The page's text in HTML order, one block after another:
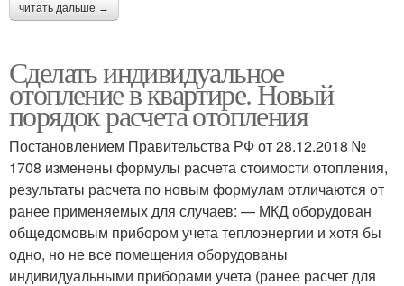
читать дальше →
Сделать индивидуальное
отопление в квартире. Новый
порядок расчета отопления
Постановлением Правительства РФ от 28.12.2018 №
1708 изменены формулы расчета стоимости отопления,
результаты расчета по новым формулам отличаются от
ранее применяемых для случаев: — МКД оборудован
общедомовым прибором учета теплоэнергии и хотя бы
одно, но не все помещения оборудованы
индивидуальными приборами учета (ранее расчет для